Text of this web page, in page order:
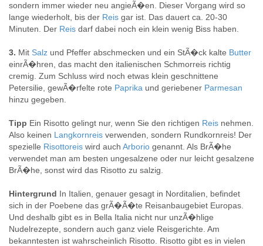
sondern immer wieder neu angieÃ�en. Dieser Vorgang wird so
lange wiederholt, bis der Reis gar ist. Das dauert ca. 20-30
Minuten. Der Reis darf dabei noch ein klein wenig Biss haben.
3. Mit Salz und Pfeffer abschmecken und ein StÃ�ck kalte Butter
einrÃ�hren, das macht den italienischen Schmorreis richtig
cremig. Zum Schluss wird noch etwas klein geschnittene
Petersilie, gewÃ�rfelte rote Paprika und geriebener Parmesan
hinzu gegeben.
Tipp Ein Risotto gelingt nur, wenn Sie den richtigen Reis nehmen.
Also keinen Langkornreis verwenden, sondern Rundkornreis! Der
spezielle Risottoreis wird auch Arborio genannt. Als BrÃ�he
verwendet man am besten ungesalzene oder nur leicht gesalzene
BrÃ�he, sonst wird das Risotto zu salzig.
Hintergrund In Italien, genauer gesagt in Norditalien, befindet
sich in der Poebene das grÃ�Ã�te Reisanbaugebiet Europas.
Und deshalb gibt es in Bella Italia nicht nur unzÃ�hlige
Nudelrezepte, sondern auch ganz viele Reisgerichte. Am
bekanntesten ist wahrscheinlich Risotto. Risotto gibt es in vielen